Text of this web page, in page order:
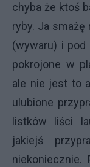
chyba że ktoś
ryby. Ja
(wywaru) i
pokrojone w
ale nie jest to
ulubione
listków liści
jakiejś